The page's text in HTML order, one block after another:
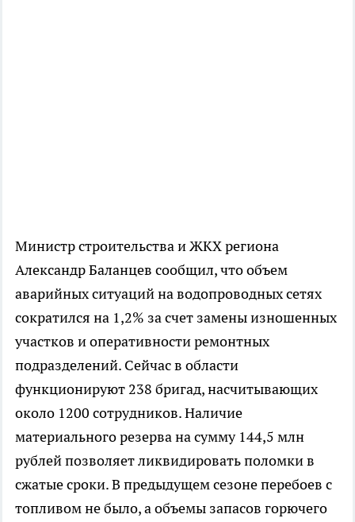
Министр строительства и ЖКХ региона
Александр Баланцев сообщил, что объем
аварийных ситуаций на водопроводных сетях
сократился на 1,2% за счет замены изношенных
участков и оперативности ремонтных
подразделений. Сейчас в области
функционируют 238 бригад, насчитывающих
около 1200 сотрудников. Наличие
материального резерва на сумму 144,5 млн
рублей позволяет ликвидировать поломки в
сжатые сроки. В предыдущем сезоне перебоев с
топливом не было, а объемы запасов горючего